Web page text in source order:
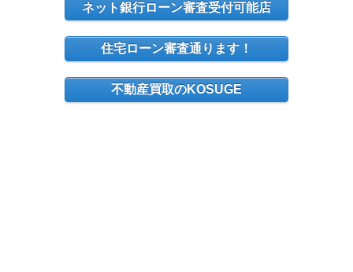
ネット銀行ローン審査受付可能店
住宅ローン審査通ります！
不動産買取のKOSUGE